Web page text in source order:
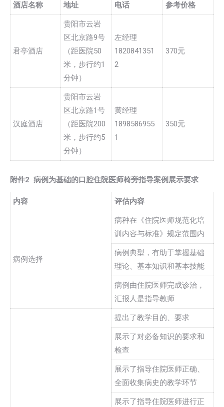
酒店名称 地址 电话 参考价格
君亭酒店
贵阳市云岩
区北京路9号
（距医院50
米，步行约1
分钟）
左经理
1820841351
2
370元
汉庭酒店
贵阳市云岩
区北京路1号
（距医院200
米，步行约5
分钟）
黄经理
1898586955
1
350元
附件2 病例为基础的口腔住院医师椅旁指导案例展示要求
内容 评估内容
病例选择
病种在《住院医师规范化培
训内容与标准》规定范围内
病例典型，有助于掌握基础
理论、基本知识和基本技能
病例由住院医师完成诊治，
汇报人是指导教师
提出了教学目的、要求
展示了对必备知识的要求和
检查
展示了指导住院医师正确、
全面收集病史的教学环节
展示了指导住院医师进行正